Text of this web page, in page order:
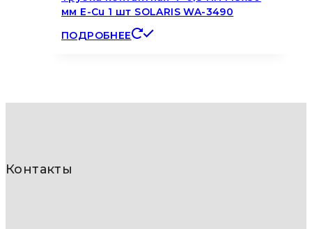
мм E-Cu 1 шт SOLARIS WA-3490
ПОДРОБНЕЕ
Контакты